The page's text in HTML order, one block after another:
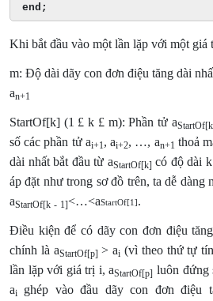
end;
Khi bắt đầu vào một lần lặp với một giá
m: Độ dài dãy con đơn điệu tăng dài
an+1
StartOf[k] (1 £ k £ m): Phần tử a
số các phần tử ai+1 , ai+2, …, an+1 thoả
dài nhất bắt đầu từ aStartOf[k]có độ dài
áp đặt như trong sơ đồ trên, ta dễ dàng
aStartOf[k - 1]<…<aStartOf[1] .
Điều kiện để có dãy con đơn điệu
chính là aStartOf[p]> ai (vì theo thứ tự
lần lặp với giá trị i, aStartOf[p] luôn đứng
ai
ghép vào đầu dãy con đơn điệu